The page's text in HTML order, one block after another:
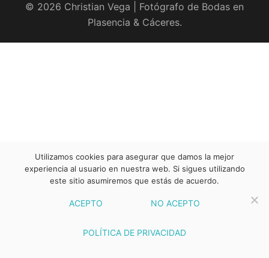
© 2026 Christian Vega | Fotógrafo de Bodas en
Plasencia & Cáceres.
Utilizamos cookies para asegurar que damos la mejor
experiencia al usuario en nuestra web. Si sigues utilizando
este sitio asumiremos que estás de acuerdo.
ACEPTO NO ACEPTO
POLÍTICA DE PRIVACIDAD